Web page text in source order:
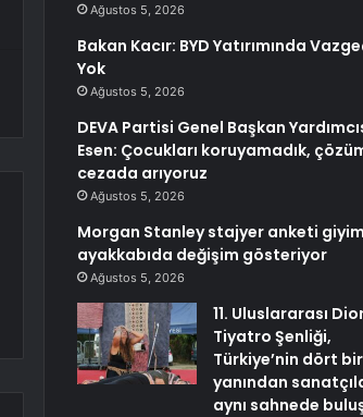
Ağustos 5, 2026
Bakan Kacır: BYD Yatırımında
Yok
Ağustos 5, 2026
DEVA Partisi Genel Başkan
Esen: Çocukları koruyamadık,
cezada arıyoruz
Ağustos 5, 2026
Morgan Stanley stajyer anketi
ayakkabıda değişim gösteriyor
Ağustos 5, 2026
11. Uluslararası
Tiyatro Şenliği,
Türkiye’nin dört bir
yanından
aynı sahnede